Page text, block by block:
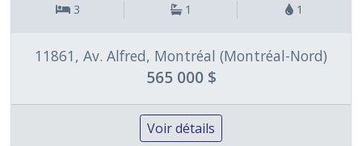
3 1 1
11861, Av. Alfred, Montréal (Montréal-Nord)
565 000 $
Voir détails